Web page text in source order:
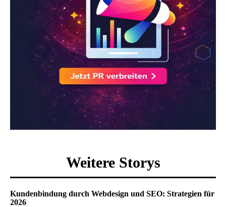
Weitere Storys
Kundenbindung durch Webdesign und SEO: Strategien für
2026